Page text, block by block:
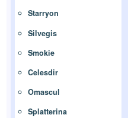
Starryon
Silvegis
Smokie
Celesdir
Omascul
Splatterina